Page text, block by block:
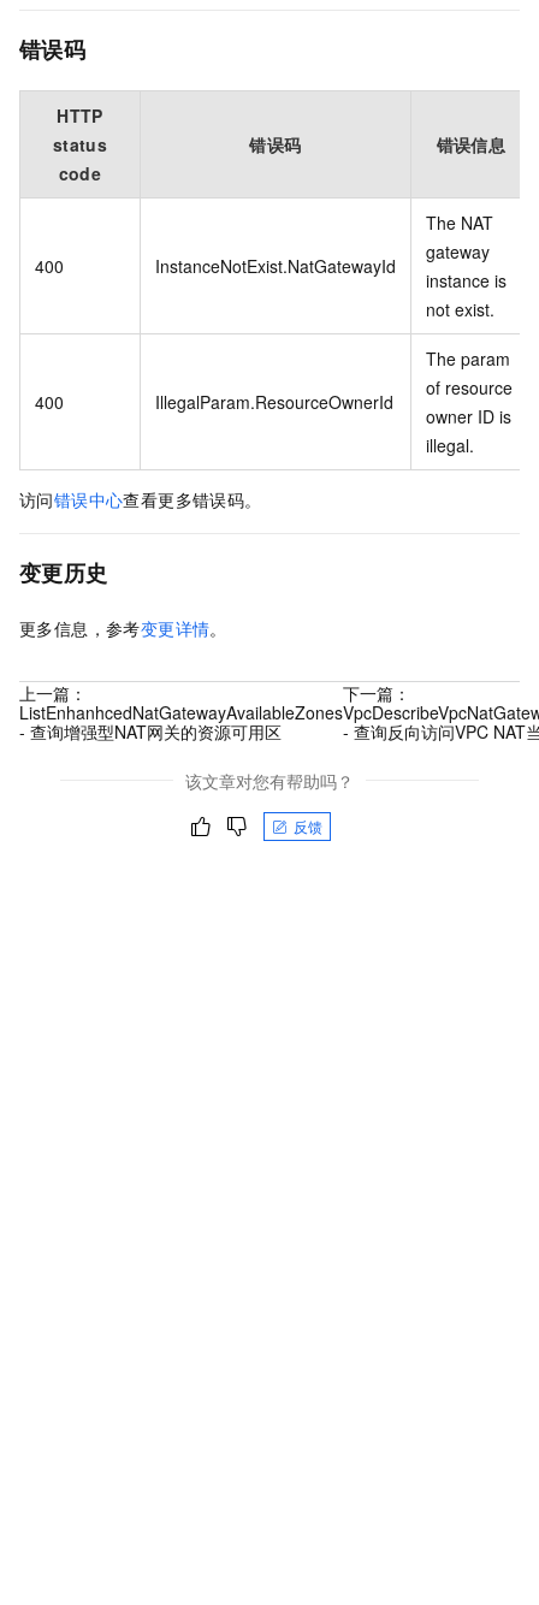
错误码
HTTP
status
code
错误码 错误信息
400 InstanceNotExist.NatGatewayId
The NAT
gateway
instance is
not exist.
400 IllegalParam.ResourceOwnerId
The param
of resource
owner ID is
illegal.
访问错误中心查看更多错误码。
变更历史
更多信息，参考变更详情。
上一篇：
ListEnhanhcedNatGatewayAvailableZones
- 查询增强型NAT网关的资源可用区
下一篇：
- 查询反向访问VPC NAT
该文章对您有帮助吗？
反馈